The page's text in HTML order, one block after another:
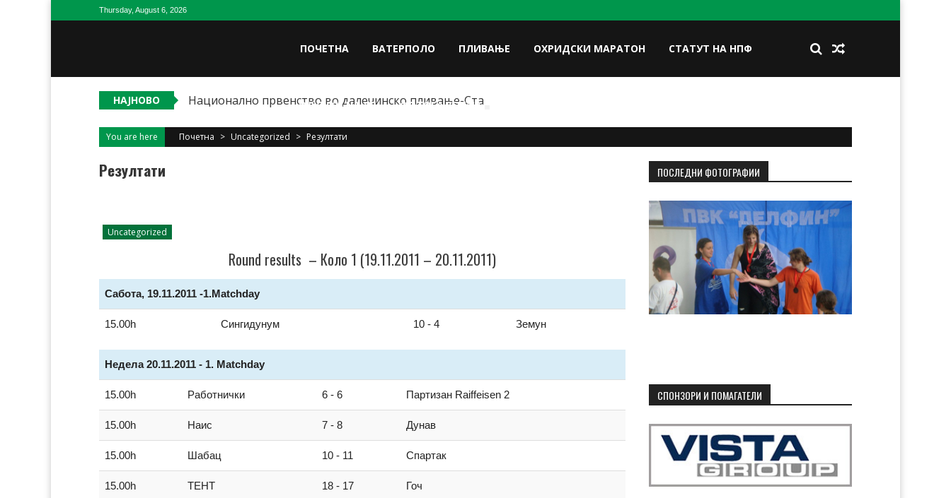
Thursday, August 6, 2026
ПОЧЕТНА ВАТЕРПОЛО ПЛИВАЊЕ ОХРИДСКИ МАРАТОН СТАТУТ НА НПФ
ОДЛУКИ НА УП ФОТОГАЛЕРИЈА
НАЈНОВО Национално првенство во далечинско пливање-Стартна листа
You are here Почетна > Uncategorized > Резултати
Резултати
Uncategorized
Round results – Коло 1 (19.11.2011 – 20.11.2011)
Сабота, 19.11.2011 -1.Matchday
15.00h Сингидунум 10 - 4 Земун
Недела 20.11.2011 - 1. Matchday
15.00h Работнички 6 - 6 Партизан Raiffeisen 2
15.00h Наис 7 - 8 Дунав
15.00h Шабац 10 - 11 Спартак
15.00h ТЕНТ 18 - 17 Гоч
ПОСЛЕДНИ ФОТОГРАФИИ
СПОНЗОРИ И ПОМАГАТЕЛИ